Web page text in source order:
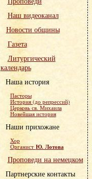
Наш видеоканал
Новости общины
Газета
Литургический
календарь
Наша история
Пасторы
История (до репрессий)
Церковь св. Михаила
Новейшая история
Наши прихожане
Хор
Органист Ю. Лотова
Проповеди на немецком
Партнерские контакты